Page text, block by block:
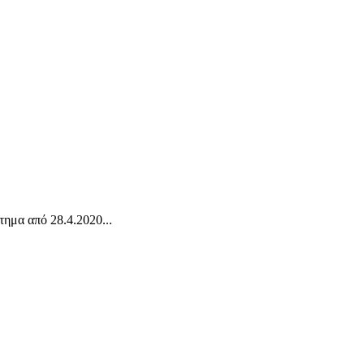
από 28.4.2020...